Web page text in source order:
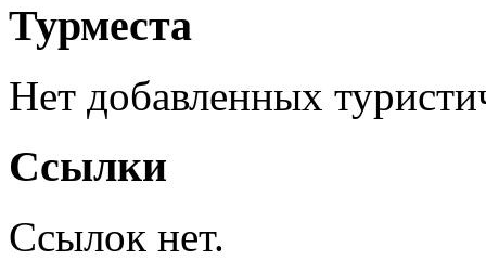
Турместа
Нет добавленных
Ссылки
Ссылок нет.